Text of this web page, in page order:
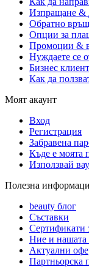
Изпращане &
Обратно
Опции за
Промоции &
Нуждаете се
Бизнес
Как да
Моят акаунт
Вход
Регистрация
Забравена
Къде е моята
Използвай
Полезна
beauty блог
Съставки
Сертификати
Ние и нашата
Актуални
Партньорска